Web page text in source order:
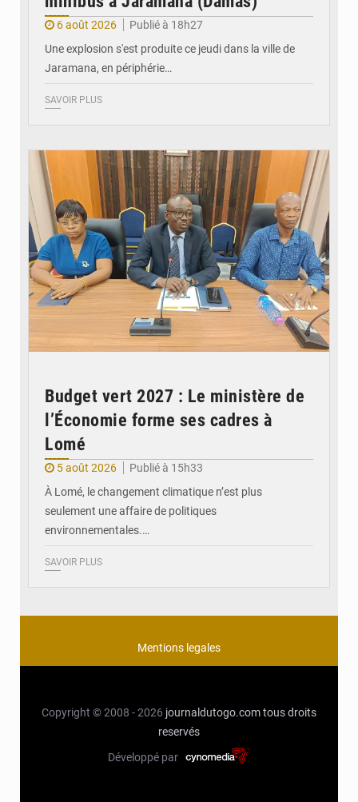
6 août 2026
Publié à 18h27
Une explosion s'est produite ce jeudi dans la ville de
Jaramana, en périphérie…
SAVOIR PLUS
Budget vert 2027 : Le ministère de
l’Économie forme ses cadres à
Lomé
5 août 2026
Publié à 15h33
À Lomé, le changement climatique n’est plus
seulement une affaire de politiques
environnementales.…
SAVOIR PLUS
Mentions legales
Copyright © 2008 - 2026 journaldutogo.comtous droits
reservés
Développé par